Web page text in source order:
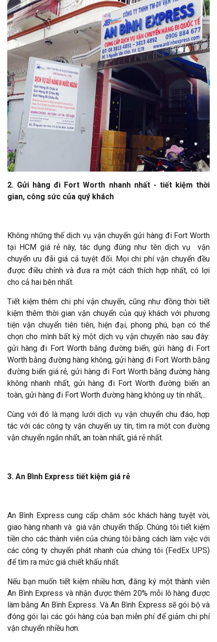
2. Gửi hàng đi Fort Worth nhanh nhất - tiết kiệm thời
gian, công sức của quý khách
Không những thế dịch vụ vận chuyển gửi hàng đi Fort Worth
tại HCM giá rẻ này, tác dụng đúng như tên dịch vụ vận
chuyển ưu đãi giá cả tuyệt đối. Mọi chi phí vận chuyển đều
được điều chỉnh và đưa ra một cách thích hợp nhất, có lợi
cho cả hai bên nhất.
Tiết kiệm thêm chi phí vận chuyển, cũng như đồng thời tiết
kiệm thêm thời gian vận chuyển của quý khách với phương
tiện vận chuyển tiên tiên, hiện đại, phong phú, bạn có thể
chọn cho mình bất kỳ một dịch vụ vận chuyển nào sau đây:
gửi hàng đi Fort Worth bằng đường biển, gửi hàng đi Fort
Worth bằng đường hàng không, gửi hàng đi Fort Worth bằng
đường biển giá rẻ, gửi hàng đi Fort Worth bằng đường hàng
không nhanh nhất, gửi hàng đi Fort Worth đường biển an
toàn, gửi hàng đi Fort Worth đường hàng không uy tín nhất,...
Cùng với đó là mạng lưới dịch vụ vận chuyển chu đáo, hợp
tác với các công ty vận chuyển uy tín, tìm ra một con đường
vận chuyển ngắn nhất, an toàn nhất, giá rẻ nhất.
3. An Bình Express tiết kiệm giá rẻ
An Bình Express cung cấp chăm sóc khách hàng tuyệt vời,
giao hàng nhanh và giá vận chuyển thấp. Chúng tôi tiết kiệm
tiền cho các thành viên của chúng tôi bằng cách làm việc với
các công ty chuyển phát nhanh của chúng tôi (FedEx UPS)
để tìm ra mức giá chiết khấu nhất.
Nếu bạn muốn tiết kiệm nhiều hơn, đăng ký một thành viên
An Bình Express và nhận được thêm 20% mỗi lô hàng được
làm bằng An Bình Express. Và An Bình Express sẽ gói bộ và
đóng gói lại các gói hàng của bạn miễn phí để giảm chi phí
vận chuyển nhiều hơn.